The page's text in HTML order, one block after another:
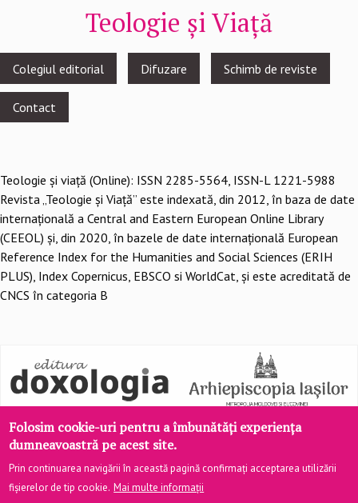
Teologie și Viață
Footer
menu
Colegiul editorial Difuzare Schimb de reviste
Contact
Teologie şi viaţă (Online): ISSN 2285-5564, ISSN-L 1221-5988
Revista „Teologie și Viață” este indexată, din 2012, în baza de date
internațională a Central and Eastern European Online Library
(CEEOL) și, din 2020, în bazele de date internațională European
Reference Index for the Humanities and Social Sciences (ERIH
PLUS), Index Copernicus, EBSCO si WorldCat, și este acreditată de
CNCS în categoria B
Site realizat deDOXOLOGIA MEDIA
Folosim cookie-uri pentru a îmbunătăți experiența
dumneavoastră pe acest site.
Prin continuarea navigării în această pagină confirmați acceptarea utilizării
fișierelor de tip cookie. Mai multe informații